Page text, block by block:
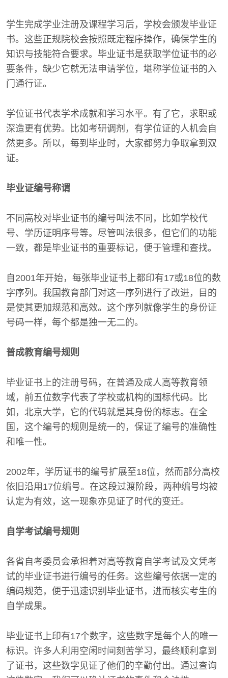
学生完成学业注册及课程学习后，学校会颁发毕业证
书。这些正规院校会按照既定程序操作，确保学生的
知识与技能符合要求。毕业证书是获取学位证书的必
要条件，缺少它就无法申请学位，堪称学位证书的入
门通行证。
学位证书代表学术成就和学习水平。有了它，求职或
深造更有优势。比如考研调剂，有学位证的人机会自
然更多。所以，每到毕业时，大家都努力争取拿到双
证。
毕业证编号称谓
不同高校对毕业证书的编号叫法不同，比如学校代
号、学历证明序号等。尽管叫法很多，但它们的功能
一致，都是毕业证书的重要标记，便于管理和查找。
自2001年开始，每张毕业证书上都印有17或18位的数
字序列。我国教育部门对这一序列进行了改进，目的
是使其更加规范和高效。这个序列就像学生的身份证
号码一样，每个都是独一无二的。
普成教育编号规则
毕业证书上的注册号码，在普通及成人高等教育领
域，前五位数字代表了学校或机构的国标代码。比
如，北京大学，它的代码就是其身份的标志。在全
国，这个编号的规则是统一的，保证了编号的准确性
和唯一性。
2002年，学历证书的编号扩展至18位，然而部分高校
依旧沿用17位编号。在这段过渡阶段，两种编号均被
认定为有效，这一现象亦见证了时代的变迁。
自学考试编号规则
各省自考委员会承担着对高等教育自学考试及文凭考
试的毕业证书进行编号的任务。这些编号依据一定的
编码规范，便于迅速识别毕业证书，进而核实考生的
自学成果。
毕业证书上印有17个数字，这些数字是每个人的唯一
标识。许多人利用空闲时间刻苦学习，最终顺利拿到
了证书，这些数字见证了他们的辛勤付出。通过查询